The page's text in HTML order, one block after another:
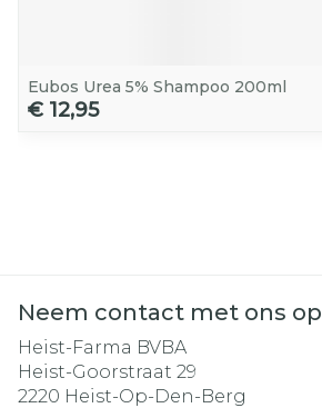
Eubos Urea 5% Shampoo 200ml
€ 12,95
Neem contact met ons op
Heist-Farma BVBA
Heist-Goorstraat 29
2220 Heist-Op-Den-Berg